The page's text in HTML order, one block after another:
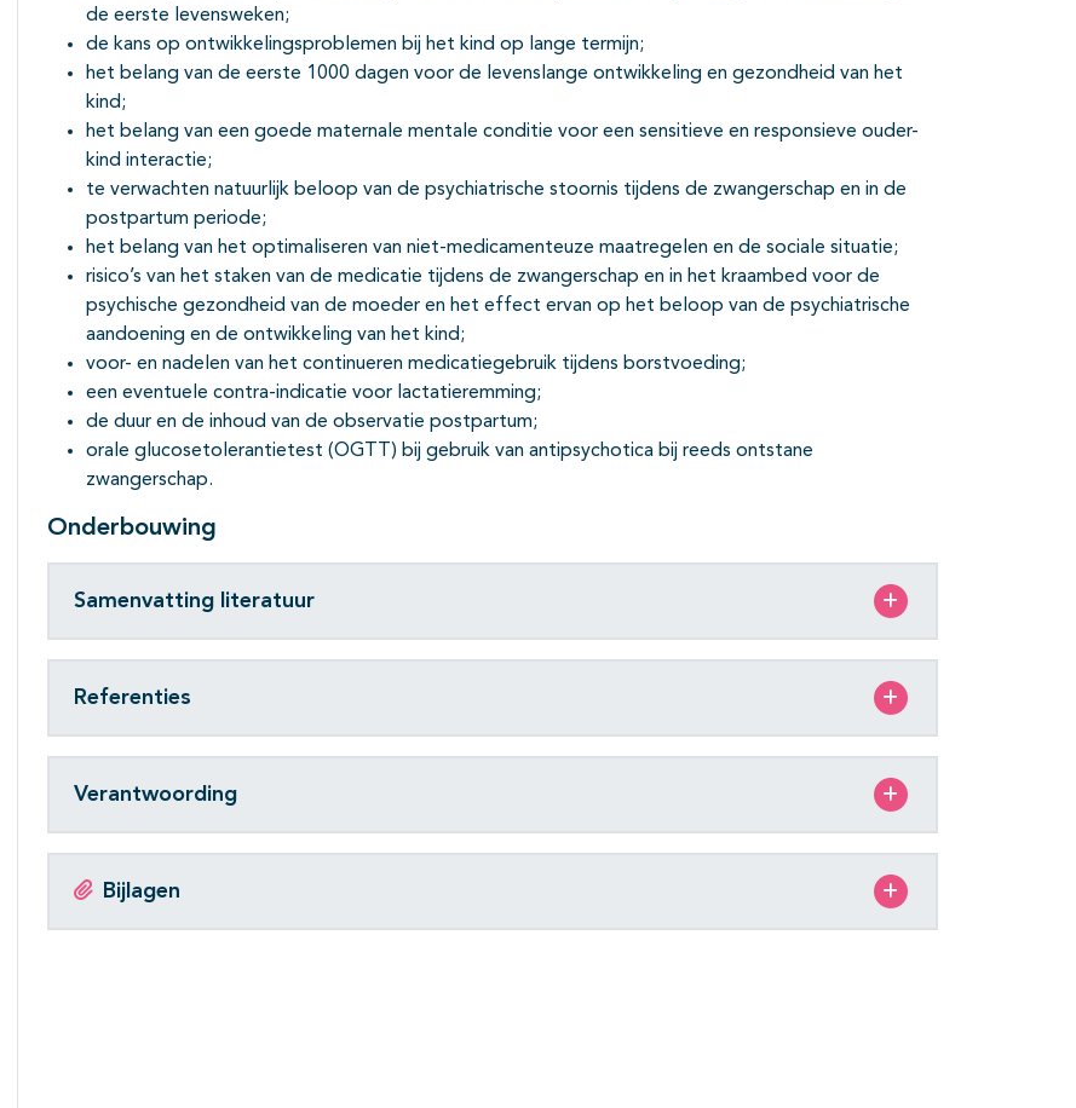
de eerste levensweken;
de kans op ontwikkelingsproblemen bij het kind op lange termijn;
het belang van de eerste 1000 dagen voor de levenslange ontwikkeling en gezondheid van het
kind;
het belang van een goede maternale mentale conditie voor een sensitieve en responsieve ouder-
kind interactie;
te verwachten natuurlijk beloop van de psychiatrische stoornis tijdens de zwangerschap en in de
postpartum periode;
het belang van het optimaliseren van niet-medicamenteuze maatregelen en de sociale situatie;
risico’s van het staken van de medicatie tijdens de zwangerschap en in het kraambed voor de
psychische gezondheid van de moeder en het effect ervan op het beloop van de psychiatrische
aandoening en de ontwikkeling van het kind;
voor- en nadelen van het continueren medicatiegebruik tijdens borstvoeding;
een eventuele contra-indicatie voor lactatieremming;
de duur en de inhoud van de observatie postpartum;
orale glucosetolerantietest (OGTT) bij gebruik van antipsychotica bij reeds ontstane
zwangerschap.
Onderbouwing
Samenvatting literatuur
Referenties
Verantwoording
Bijlagen